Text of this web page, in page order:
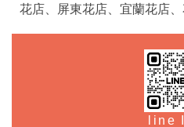
花店、屏東花店、宜蘭花店
line